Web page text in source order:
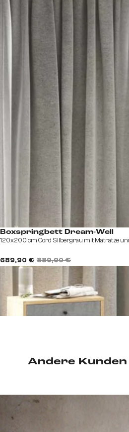
Andere
Boxspringbett Dream-Well
120x200 cm Cord Silbergrau mit Matratze
689,90 € 889,90 €